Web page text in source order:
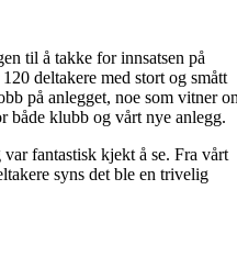
til å takke for innsatsen på
deltakere med stort og smått
på anlegget, noe som vitner
både klubb og vårt nye anlegg.
fantastisk kjekt å se. Fra vårt
syns det ble en trivelig